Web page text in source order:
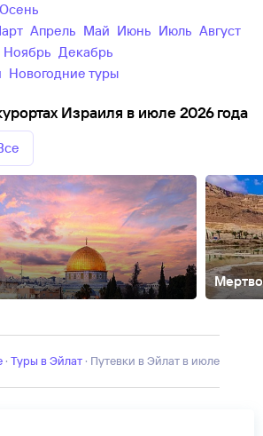
осень
Март Апрель Май Июнь Июль
Август
Ноябрь
Декабрь
новогодние туры
Израиля в июле 2026 года
· Туры в Эйлат · Путевки в Эйлат в июле